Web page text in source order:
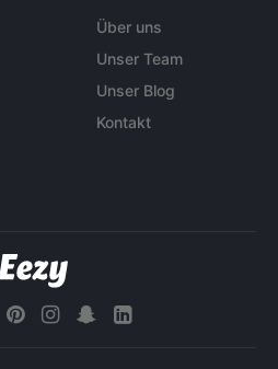
Über uns
Unser Team
Unser Blog
Kontakt